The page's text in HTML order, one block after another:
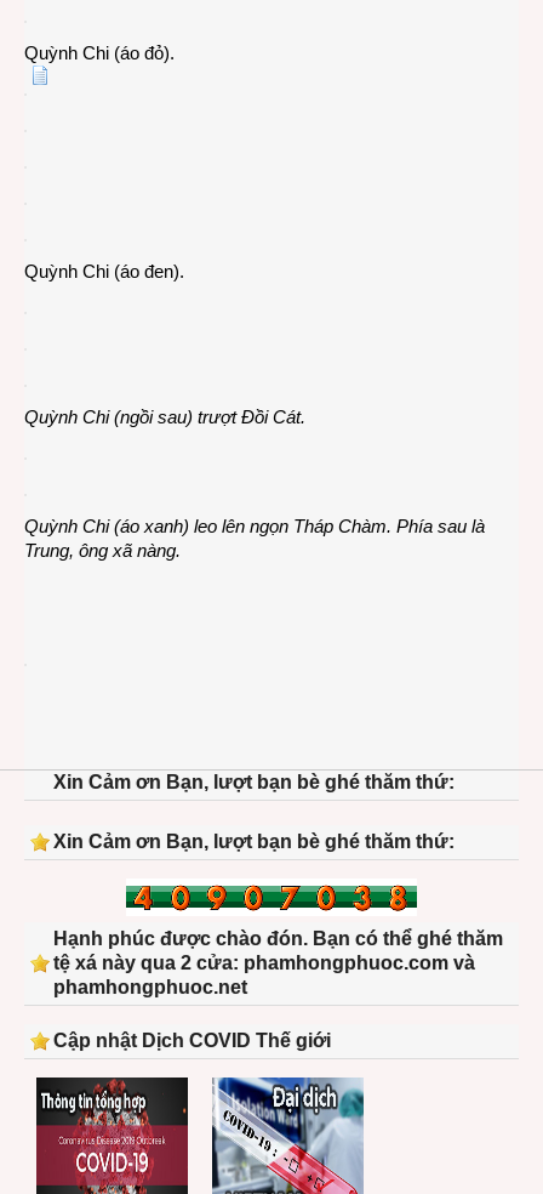
Quỳnh Chi (áo đỏ).
Quỳnh Chi (áo đen).
Quỳnh Chi (ngồi sau) trượt Đồi Cát.
Quỳnh Chi (áo xanh) leo lên ngọn Tháp Chàm. Phía sau là
Trung, ông xã nàng.
Xin Cảm ơn Bạn, lượt bạn bè ghé thăm thứ:
Xin Cảm ơn Bạn, lượt bạn bè ghé thăm thứ:
Hạnh phúc được chào đón. Bạn có thể ghé thăm
tệ xá này qua 2 cửa: phamhongphuoc.com và
phamhongphuoc.net
Cập nhật Dịch COVID Thế giới